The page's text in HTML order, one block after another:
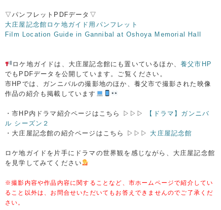
▽パンフレットPDFデータ▽
大庄屋記念館ロケ地ガイド用パンフレット
Film Location Guide in Gannibal at Oshoya Memorial Hall
ロケ地ガイドは、大庄屋記念館にも置いているほか、 養父市HP
でもPDFデータを公開しています。ご覧ください。
市HPでは、ガンニバルの撮影地のほか、養父市で撮影された映像
作品の紹介も掲載しています
・市HP内ドラマ紹介ページはこちら ▷▷▷
【ドラマ】ガンニバ
ル シーズン２
・大庄屋記念館の紹介ページはこちら ▷▷▷ 大庄屋記念館
ロケ地ガイドを片手にドラマの世界観を感じながら、大庄屋記念館
を見学してみてください
※撮影内容や作品内容に関することなど、市ホームページで紹介してい
ること以外は、お問合せいただいてもお答えできませんのでご了承くだ
さい。